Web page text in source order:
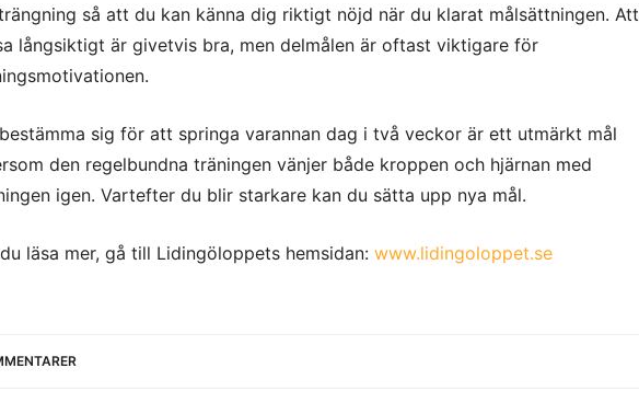
så att du kan känna dig riktigt nöjd när du klarat målsättningen. Att
långsiktigt är givetvis bra, men delmålen är oftast viktigare för
sig för att springa varannan dag i två veckor är ett utmärkt mål
den regelbundna träningen vänjer både kroppen och hjärnan med
igen. Vartefter du blir starkare kan du sätta upp nya mål.
läsa mer, gå till Lidingöloppets hemsidan: www.lidingoloppet.se